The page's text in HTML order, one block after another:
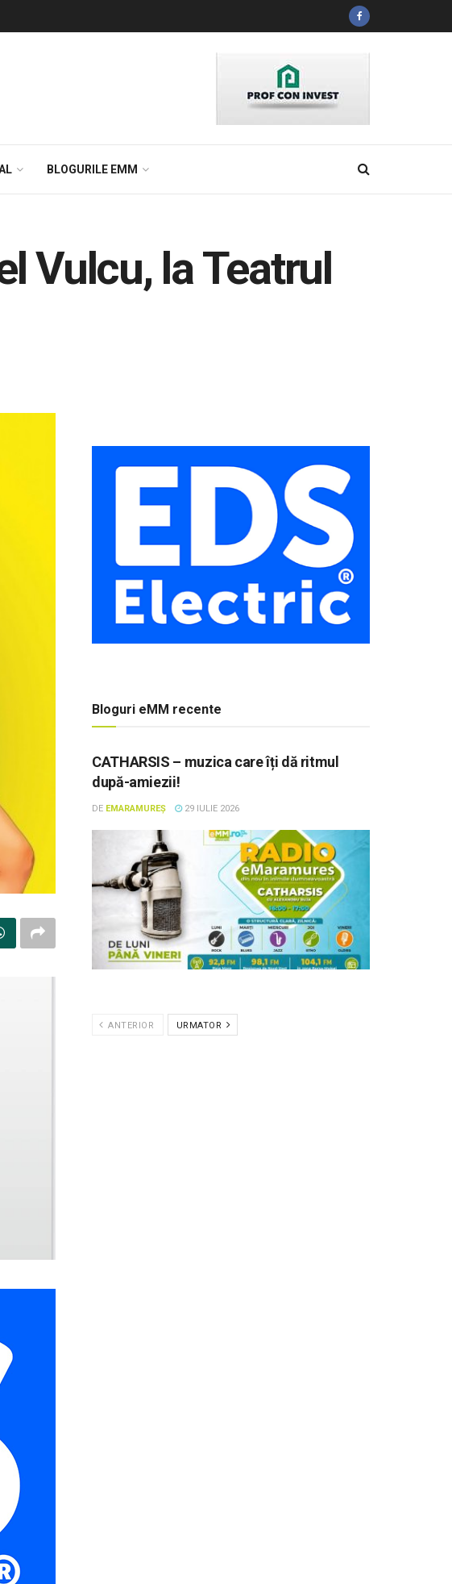
BLOGURILE EMM
Vulcu, la Teatrul
Bloguri eMM recente
CATHARSIS – muzica care îți dă ritmul
după-amiezii!
DE EMARAMUREȘ 29 IULIE 2026
ANTERIOR URMATOR